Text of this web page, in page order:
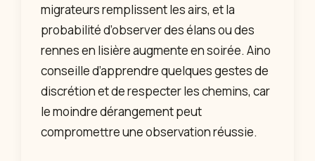
migrateurs remplissent les airs, et la
probabilité d’observer des élans ou des
rennes en lisière augmente en soirée. Aino
conseille d’apprendre quelques gestes de
discrétion et de respecter les chemins, car
le moindre dérangement peut
compromettre une observation réussie.